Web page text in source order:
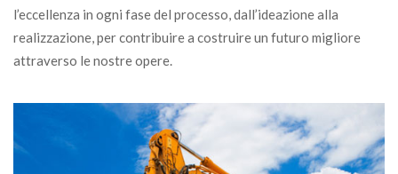
l’eccellenza in ogni fase del processo, dall’ideazione alla
realizzazione, per contribuire a costruire un futuro migliore
attraverso le nostre opere.